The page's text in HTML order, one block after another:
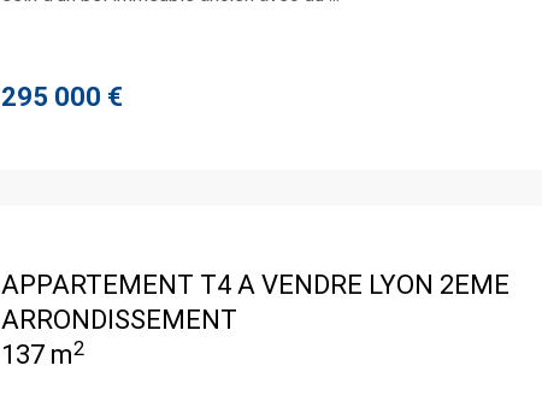
295 000 €
APPARTEMENT T4 A VENDRE LYON 2EME
ARRONDISSEMENT
137 m2